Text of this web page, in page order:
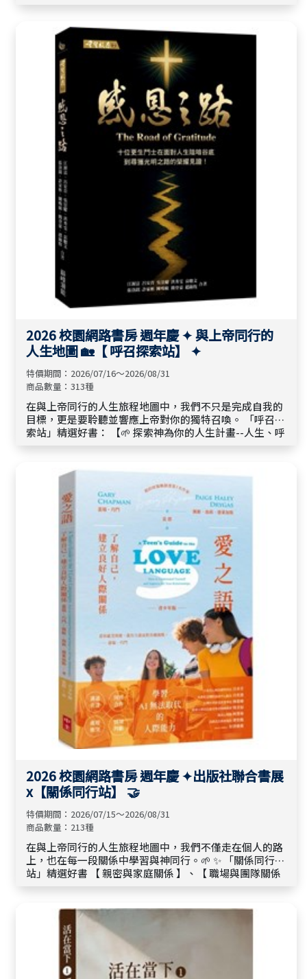
停留駐足，讓神的話語成為生命的指引，重新校對人生方
向，帶著智慧與啟示再度前行。🍃 ✩ 其他出版社 新書79
折/書籍 85折起 ✩
2026 校園網路書房 週年慶 ✦ 與上帝同行的
人生地圖 🏡【 呼召探索站】 ✦
特價期間：2026/07/16～2026/08/31
商品數量：313種
在與上帝同行的人生旅程地圖中，我們不只是完成自我的
目標，更是要聆聽並響應上帝對你的獨特召喚。 「呼召探
索站」精選好書： 【🌱 探索神為你的人生計畫--人生、呼
【🌍 探索普世宣教的異象--宣教、異象選書】 邀請你停留
閱讀，讓神的話語點亮前路，陪伴你明白祂的預備，懷抱
信心勇敢回應呼召。
2026 校園網路書房 週年慶 ✦出版社聯合書展
x【關係同行站】 🤝
特價期間：2026/07/15～2026/08/31
商品數量：213種
在與上帝同行的人生旅程地圖中，我們不僅走在個人的路
上，也在每一段關係中學習與神同行。🌱 ✨ 「關係同行
站」精選好書 【 親密與家庭關係 】、【 職場與團隊關係
與互動中，經歷更新與成長。🎈